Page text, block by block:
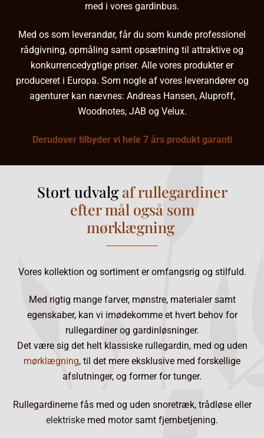
med i vores gardinbus.
Med os som leverandør, får du som kunde professionel
rådgivning, opmåling samt opsætning til attraktive og
konkurrencedygtige priser. Alle vores produkter er
produceret i Europa. Som nogle af vores leverandører og
agenturer kan nævnes: Andreas Hansen, Aluproff,
Woodnotes, JAB og Velux.
Derudover tilbyder vi hele 7 års produkt garanti
Stort udvalgaf rullegardiner
efter mål også som
mørklægning
Vores kollektion og sortiment er omfangsrig og stilfuld.
Med rigtig mange farver, mønstre, materialer samt
egenskaber, kan vi imødekomme et hvert behov for
rullegardiner og gardinløsninger.
Det være sig det helt klassiske rullegardin, med og uden
mørklægning, til det mere eksklusive med forskellige
afslutninger, og former for tunger.
Rullegardinerne fås med og uden snoretræk, trådløse eller
elektriske med motor samt fjernbetjening.